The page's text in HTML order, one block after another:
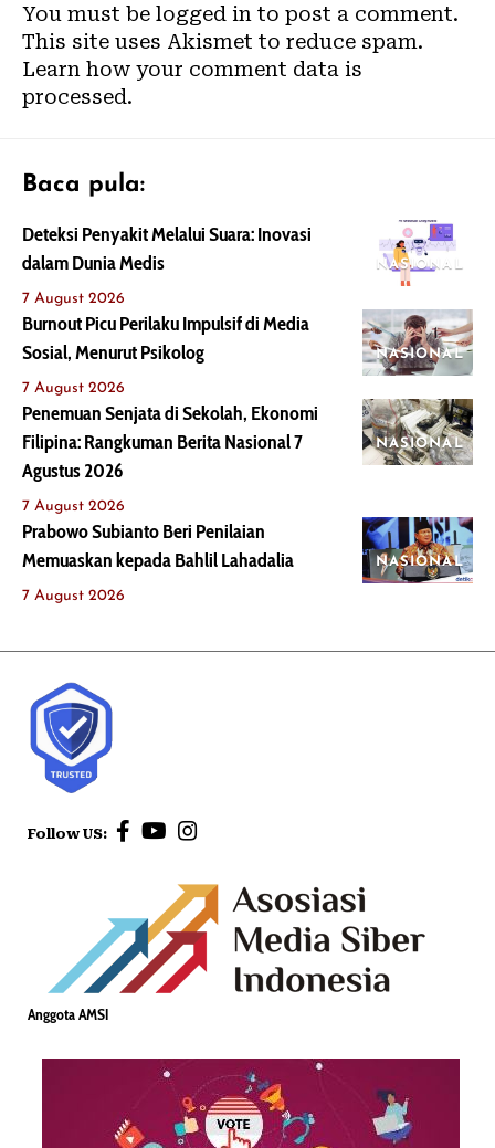
You must be logged in to post a comment.
This site uses Akismet to reduce spam.
Learn how your comment data is
processed.
Baca pula:
NASIONAL
Deteksi Penyakit Melalui Suara: Inovasi
dalam Dunia Medis
7 August 2026
NASIONAL
Burnout Picu Perilaku Impulsif di Media
Sosial, Menurut Psikolog
7 August 2026
NASIONAL
Penemuan Senjata di Sekolah, Ekonomi
Filipina: Rangkuman Berita Nasional 7
Agustus 2026
7 August 2026
NASIONAL
Prabowo Subianto Beri Penilaian
Memuaskan kepada Bahlil Lahadalia
7 August 2026
Follow US:
Anggota AMSI